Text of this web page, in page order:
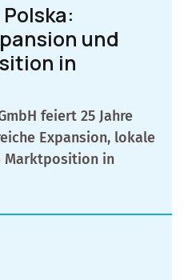
und
in
feiert 25 Jahre
Expansion, lokale
Marktposition in